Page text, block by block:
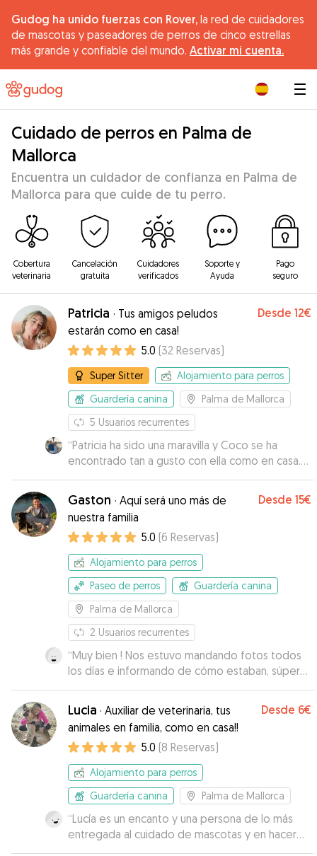
Gudog ha unido fuerzas con Rover, la red de cuidadores
de mascotas y paseadores de perros de cinco estrellas
más grande y confiable del mundo. Activar mi cuenta.
Cuidado de perros en Palma de
Mallorca
Encuentra un cuidador de confianza en Palma de
Mallorca para que cuide de tu perro.
Cobertura
veterinaria
Cancelación
gratuita
Cuidadores
verificados
Soporte y
Ayuda
Pago
seguro
Patricia · Tus amigos peludos
estarán como en casa!
Desde 12€
5.0 (32 Reservas)
Super Sitter
Alojamiento para perros
Guardería canina
Palma de Mallorca
5 Usuarios recurrentes
“Patricia ha sido una maravilla y Coco se ha
encontrado tan a gusto con ella como en casa.
Gracias Patri! Estamos felices de haberte
conocido 🥰
Gaston · Aquí será uno más de
nuestra familia
Desde 15€
5.0 (6 Reservas)
Alojamiento para perros
Paseo de perros
Guardería canina
Palma de Mallorca
2 Usuarios recurrentes
“Muy bien ! Nos estuvo mandando fotos todos
los días e informando de cómo estaban, súper
bien”
Lucia · Auxiliar de veterinaria, tus
animales en familia, como en casa!!
Desde 6€
5.0 (8 Reservas)
Alojamiento para perros
Guardería canina
Palma de Mallorca
“Lucía es un encanto y una persona de lo más
entregada al cuidado de mascotas y en hacer
que tanto ellas como los dueños se sientan muy